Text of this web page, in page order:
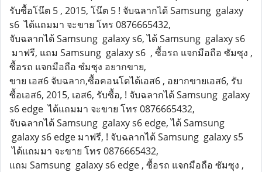
รับซื้อโน๊ต 5 , 2015, โน๊ต 5 ! จับฉลากได้ Samsung galaxy
s6 ได้แถมมา จะขาย โทร 0876665432,
จับฉลากได้ Samsung galaxy s6, ได้ Samsung galaxy s6
มาฟรี, แถม Samsung galaxy s6 , ซื้อรถ แจกมือถือ ซัมซุง ,
ซื้อรถ แจกมือถือ ซํมซุง อยากขาย,
ขาย เอส6 จับฉลาก,ซื้อคอนโดได้เอส6 , อยากขายเอส6, รับ
ซื้อเอส6, 2015, เอส6, รับซื้อ, ! จับฉลากได้ Samsung galaxy
s6 edge ได้แถมมา จะขาย โทร 0876665432,
จับฉลากได้ Samsung galaxy s6 edge, ได้ Samsung
galaxy s6 edge มาฟรี, ! จับฉลากได้ Samsung galaxy s5
ได้แถมมา จะขาย โทร 0876665432,
แถม Samsung galaxy s6 edge , ซื้อรถ แจกมือถือ ซัมซุง ,